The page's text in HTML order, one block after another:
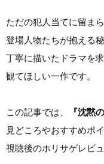
ただの犯人当てに留まら
登場人物たちが抱える
丁寧に描いたドラマを
観てほしい一作です。
この記事では、 『沈黙
見どころやおすすめポイ
視聴後のホリサゲレビ